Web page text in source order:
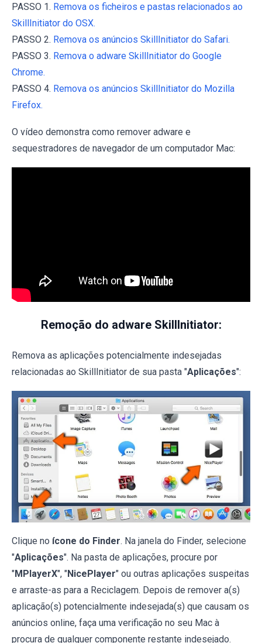
PASSO 1. Remova os ficheiros e pastas relacionados ao
SkillInitiator do OSX.
PASSO 2. Remova os anúncios SkillInitiator do Safari.
PASSO 3. Remova o adware SkillInitiator do Google
Chrome.
PASSO 4. Remova os anúncios SkillInitiator do Mozilla
Firefox.
O vídeo demonstra como remover adware e
sequestradores de navegador de um computador Mac:
Remoção do adware SkillInitiator:
Remova as aplicações potencialmente indesejadas
relacionadas ao SkillInitiator de sua pasta "Aplicações":
Clique no ícone do Finder. Na janela do Finder, selecione
"Aplicações". Na pasta de aplicações, procure por
"MPlayerX", "NicePlayer" ou outras aplicações suspeitas
e arraste-as para a Reciclagem. Depois de remover a(s)
aplicação(s) potencialmente indesejada(s) que causam os
anúncios online, faça uma verificação no seu Mac à
procura de qualquer componente restante indesejado.